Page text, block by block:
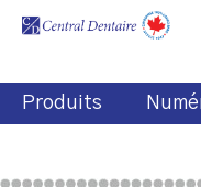
Produits